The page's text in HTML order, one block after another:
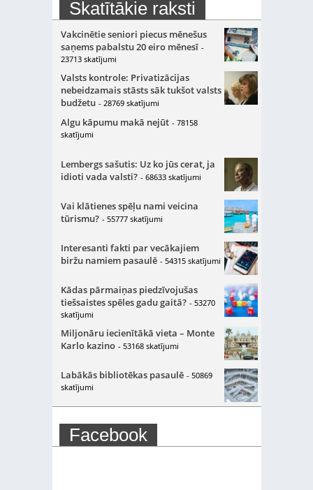
Skatītākie raksti
Vakcinētie seniori piecus mēnešus
saņems pabalstu 20 eiro mēnesī -
23713 skatījumi
Valsts kontrole: Privatizācijas
nebeidzamais stāsts sāk tukšot valsts
budžetu - 28769 skatījumi
Algu kāpumu makā nejūt - 78158
skatījumi
Lembergs sašutis: Uz ko jūs cerat, ja
idioti vada valsti? - 68633 skatījumi
Vai klātienes spēļu nami veicina
tūrismu? - 55777 skatījumi
Interesanti fakti par vecākajiem
biržu namiem pasaulē - 54315 skatījumi
Kādas pārmaiņas piedzīvojušas
tiešsaistes spēles gadu gaitā? - 53270
skatījumi
Miljonāru iecienītākā vieta – Monte
Karlo kazino - 53168 skatījumi
Labākās bibliotēkas pasaulē - 50869
skatījumi
Facebook